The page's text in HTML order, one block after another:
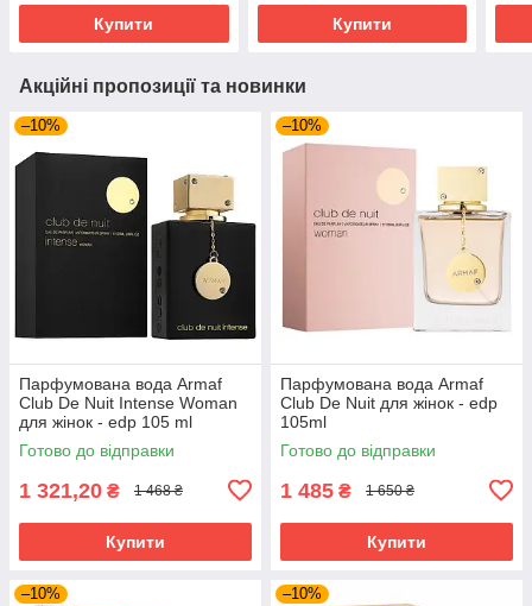
Купити Купити
Акційні пропозиції та новинки
–10%
Парфумована вода Armaf
Club De Nuit Intense Woman
для жінок - edp 105 ml
Готово до відправки
1 321,20 ₴ 1 468 ₴
Купити
–10%
Парфумована вода Armaf
Club De Nuit для жінок - edp
105ml
Готово до відправки
1 485 ₴ 1 650 ₴
Купити
–10% –10%